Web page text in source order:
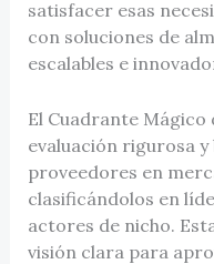
satisfacer esas
con soluciones de
escalables e
El Cuadrante
evaluación rigurosa y
proveedores en
clasificándolos en
actores de nicho.
visión clara para